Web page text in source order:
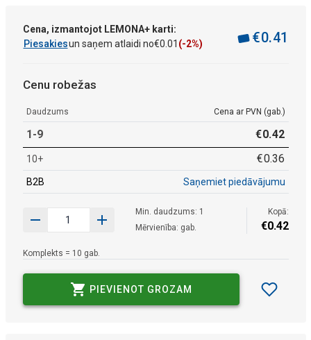
Cena, izmantojot LEMONA+ karti:
Piesakiesun saņem atlaidi no€0.01 (-2%) €0.41
Cenu robežas
Daudzums Cena ar PVN (gab.)
1-9 €0.42
10+ €0.36
B2B Saņemiet piedāvājumu
Min. daudzums: 1
Mērvienība: gab.
Kopā:
€0.42
Komplekts = 10 gab.
PIEVIENOT GROZAM